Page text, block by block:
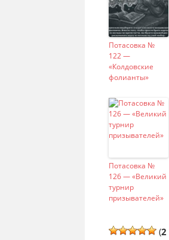
Потасовка №
122 —
«Колдовские
фолианты»
Потасовка №
126 — «Великий
турнир
призывателей»
(2